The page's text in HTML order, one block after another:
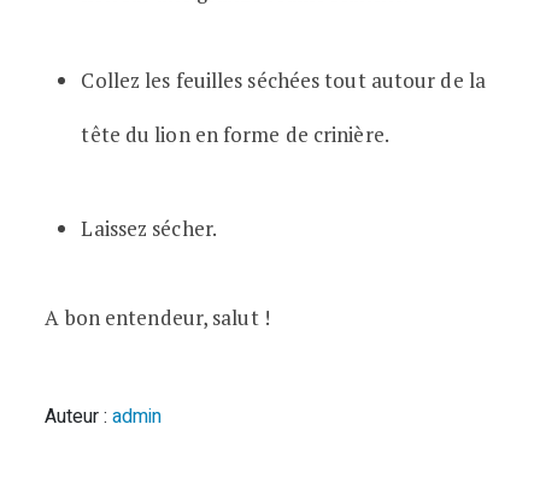
Collez les feuilles séchées tout autour de la
tête du lion en forme de crinière.
Laissez sécher.
A bon entendeur, salut !
Auteur :admin